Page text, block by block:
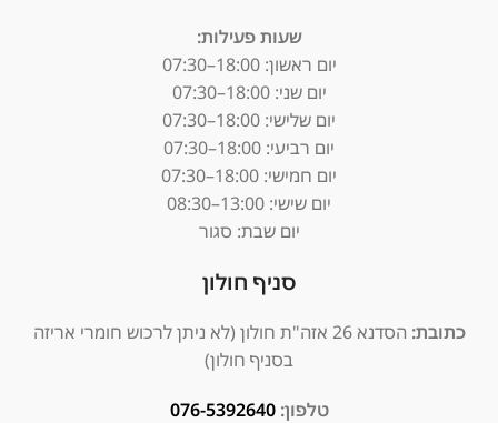
שעות פעילות:
יום ראשון:18:00–07:30
יום שני: 18:00–07:30
יום שלישי: 18:00–07:30
יום רביעי: 18:00–07:30
יום חמישי: 18:00–07:30
יום שישי: 13:00–08:30
יום שבת: סגור
סניף חולון
כתובת:
הסדנא 26 אזה"ת חולון (לא ניתן לרכוש חומרי אריזה
בסניף חולון)
טלפון: 076-5392640